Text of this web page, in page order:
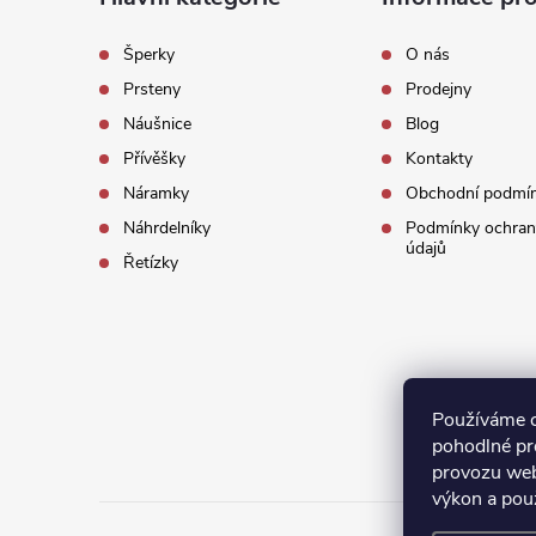
Používáme
pohodlné
provozu
výkon a
Šperky
Prsteny
Náušnice
Přívěšky
Náramky
Náhrdelníky
Řetízky
O nás
Prodejny
Blog
Kontakty
Obchodní
Podmínky
údajů